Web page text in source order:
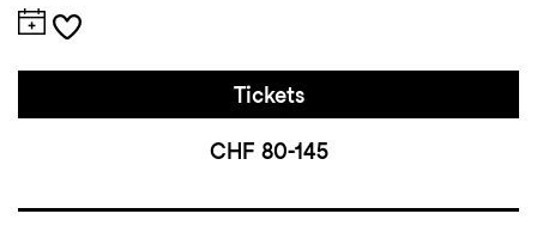
Tickets
CHF 80-145